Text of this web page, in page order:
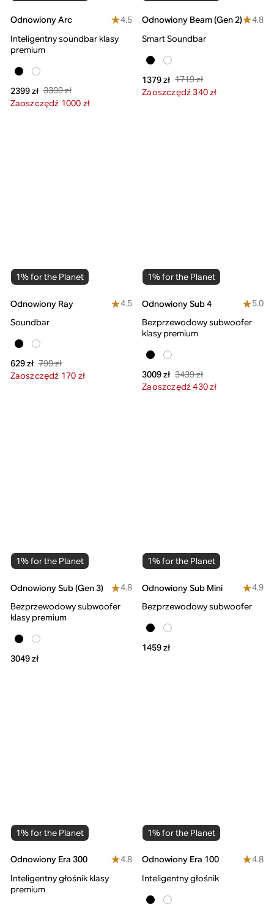
Odnowiony Arc
4.5
Inteligentny soundbar klasy
premium
2399 zł 3399 zł
Zaoszczędź 1000 zł
Odnowiony Beam (Gen 2)
4.8
Smart Soundbar
1379 zł 1719 zł
Zaoszczędź 340 zł
1% for the Planet
Odnowiony Ray
4.5
Soundbar
629 zł 799 zł
Zaoszczędź 170 zł
1% for the Planet
Odnowiony Sub 4
5.0
Bezprzewodowy subwoofer
klasy premium
3009 zł 3439 zł
Zaoszczędź 430 zł
1% for the Planet
Odnowiony Sub (Gen 3)
4.8
Bezprzewodowy subwoofer
klasy premium
3049 zł
1% for the Planet
Odnowiony Sub Mini
4.9
Bezprzewodowy subwoofer
1459 zł
1% for the Planet
Odnowiony Era 300
4.8
Inteligentny głośnik klasy
premium
1% for the Planet
Odnowiony Era 100
4.8
Inteligentny głośnik